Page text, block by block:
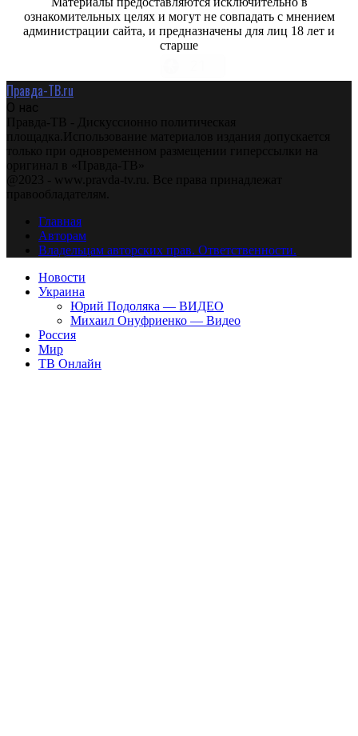
ознакомительных целях и могут не совпадать с мнением
администрации сайта, и предназначены для лиц 18 лет и
старше
Правда-ТВ.ru
О нас
Правда-ТВ - Дискуссионно политическая
площадка.Использование материалов издания допускается
только при одновременном размещении гиперссылки на
оригинал в «Правда-ТВ»
@2023 - www.pravda-tv.ru. Все права принадлежат
правообладателям.
Главная
Авторам
Владельцам авторских прав. Ответственности.
Новости
Украина
Юрий Подоляка — ВИДЕО
Михаил Онуфриенко — Видео
Россия
Мир
ТВ Онлайн